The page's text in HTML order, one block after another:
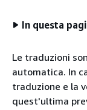
In questa
Le traduzioni
automatica. In
traduzione e la
quest'ultima